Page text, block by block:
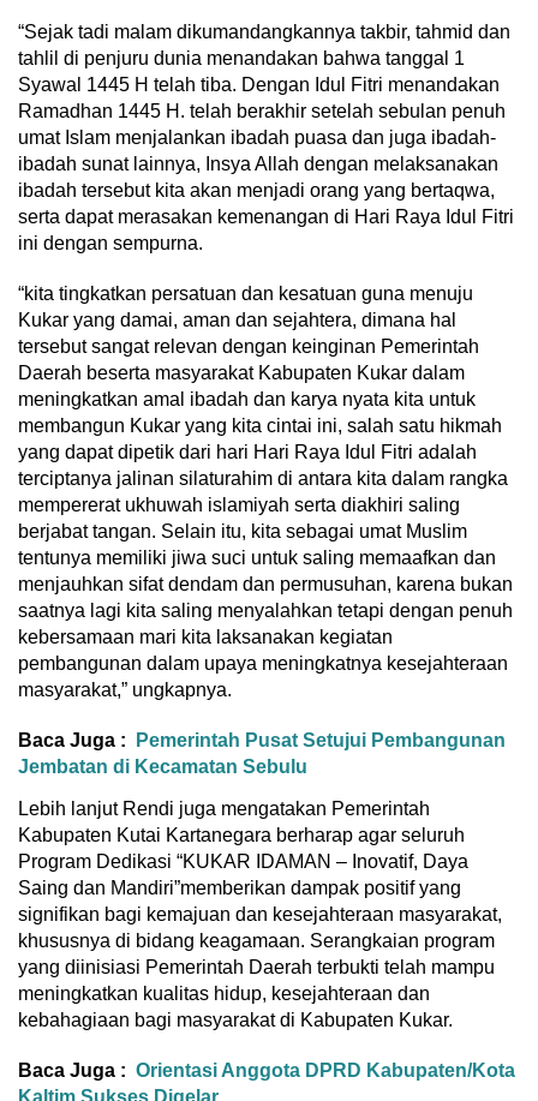
“Sejak tadi malam dikumandangkannya takbir, tahmid dan
tahlil di penjuru dunia menandakan bahwa tanggal 1
Syawal 1445 H telah tiba. Dengan Idul Fitri menandakan
Ramadhan 1445 H. telah berakhir setelah sebulan penuh
umat Islam menjalankan ibadah puasa dan juga ibadah-
ibadah sunat lainnya, Insya Allah dengan melaksanakan
ibadah tersebut kita akan menjadi orang yang bertaqwa,
serta dapat merasakan kemenangan di Hari Raya Idul Fitri
ini dengan sempurna.
“kita tingkatkan persatuan dan kesatuan guna menuju
Kukar yang damai, aman dan sejahtera, dimana hal
tersebut sangat relevan dengan keinginan Pemerintah
Daerah beserta masyarakat Kabupaten Kukar dalam
meningkatkan amal ibadah dan karya nyata kita untuk
membangun Kukar yang kita cintai ini, salah satu hikmah
yang dapat dipetik dari hari Hari Raya Idul Fitri adalah
terciptanya jalinan silaturahim di antara kita dalam rangka
mempererat ukhuwah islamiyah serta diakhiri saling
berjabat tangan. Selain itu, kita sebagai umat Muslim
tentunya memiliki jiwa suci untuk saling memaafkan dan
menjauhkan sifat dendam dan permusuhan, karena bukan
saatnya lagi kita saling menyalahkan tetapi dengan penuh
kebersamaan mari kita laksanakan kegiatan
pembangunan dalam upaya meningkatnya kesejahteraan
masyarakat,” ungkapnya.
Baca Juga :
Pemerintah Pusat Setujui Pembangunan
Jembatan di Kecamatan Sebulu
Lebih lanjut Rendi juga mengatakan Pemerintah
Kabupaten Kutai Kartanegara berharap agar seluruh
Program Dedikasi “KUKAR IDAMAN – Inovatif, Daya
Saing dan Mandiri”memberikan dampak positif yang
signifikan bagi kemajuan dan kesejahteraan masyarakat,
khususnya di bidang keagamaan. Serangkaian program
yang diinisiasi Pemerintah Daerah terbukti telah mampu
meningkatkan kualitas hidup, kesejahteraan dan
kebahagiaan bagi masyarakat di Kabupaten Kukar.
Baca Juga : Orientasi Anggota DPRD Kabupaten/Kota
Kaltim Sukses Digelar